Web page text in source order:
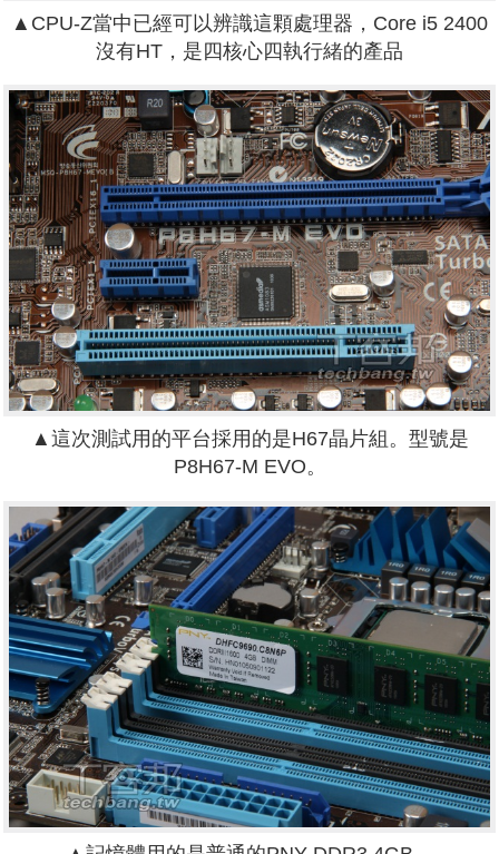
▲CPU-Z當中已經可以辨識這顆處理器，Core i5 2400
沒有HT，是四核心四執行緒的產品
▲這次測試用的平台採用的是H67晶片組。型號是
P8H67-M EVO。